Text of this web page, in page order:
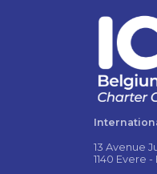
13 Avenue
1140 Evere